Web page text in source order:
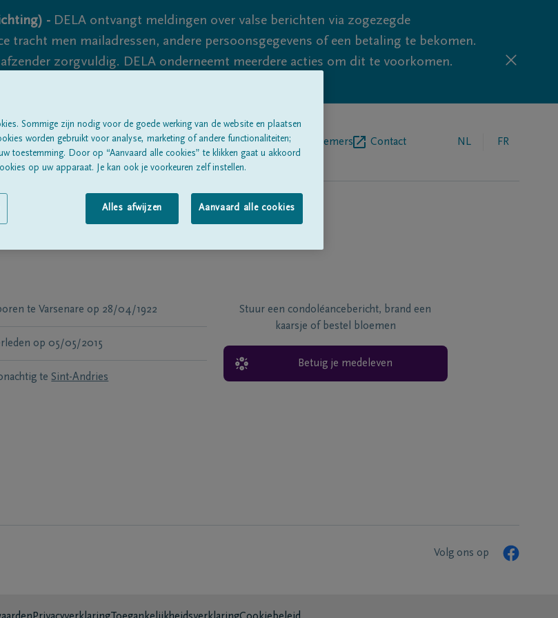
- DELA ontvangt meldingen over valse berichten via zogezegde
tracht men mailadressen, andere persoonsgegevens of een betaling te bekomen.
zorgvuldig. DELA onderneemt meerdere acties om dit te voorkomen.
uit te sluiten, dus blijf waakzaam.
Alle rouwberichten Over onsBegrafenisondernemers Contact NL FR
te Varsenare op 28/04/1922
op 05/05/2015
te Sint-Andries
Stuur een condoléancebericht, brand een
kaarsje of bestel bloemen
Betuig je medeleven
Volg ons op
Sommige zijn nodig voor de goede werking van de website en plaatsen
worden gebruikt voor analyse, marketing of andere functionaliteiten;
toestemming. Door op “Aanvaard alle cookies” te klikken gaat u akkoord
op uw apparaat. Je kan ook je voorkeuren zelf instellen.
Alles afwijzen Aanvaard alle cookies